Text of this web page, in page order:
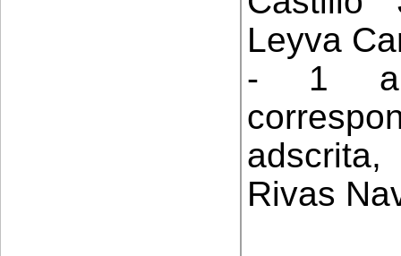
Leyva
- 1
Rivas